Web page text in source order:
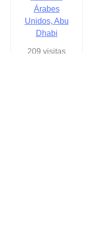
Árabes
Unidos, Abu
Dhabi
209 visitas